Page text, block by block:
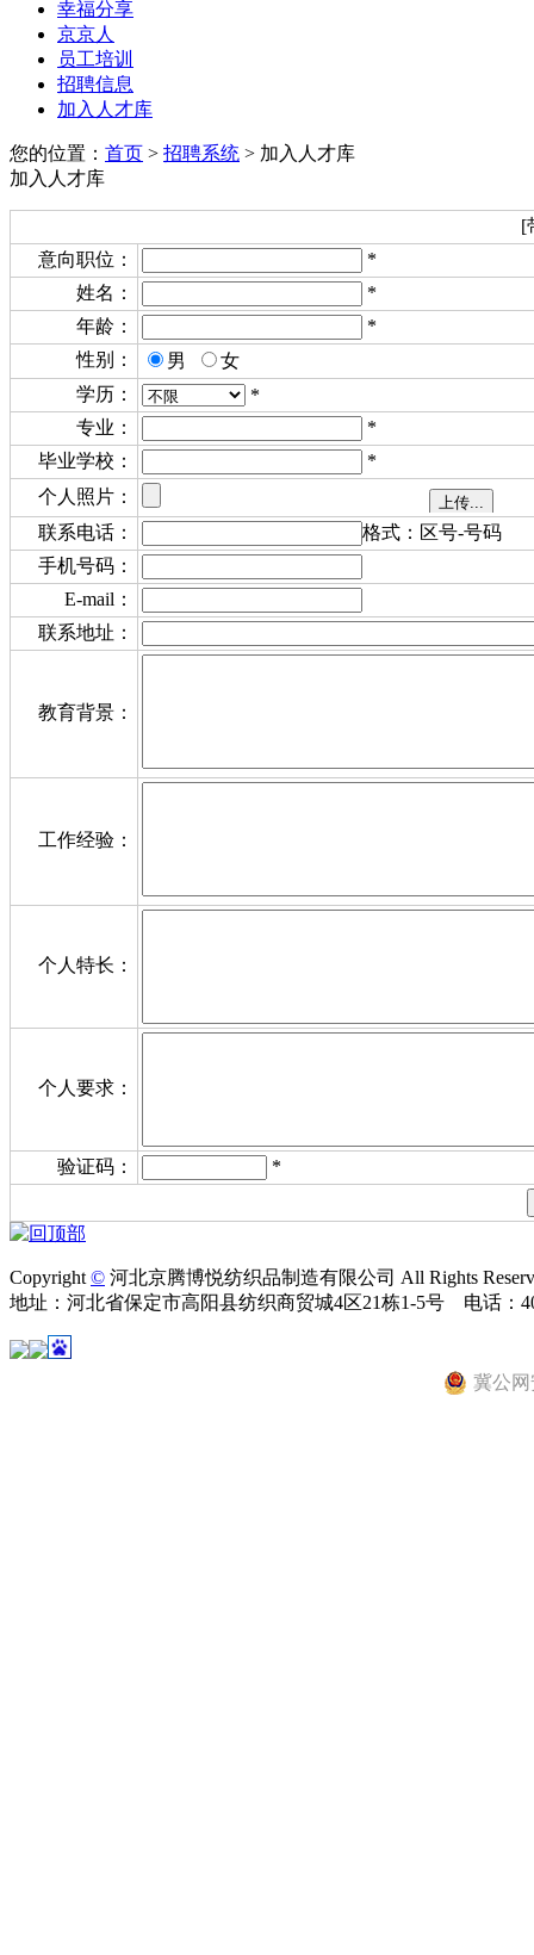
幸福分享
京京人
员工培训
招聘信息
加入人才库
您的位置： 首页 > 招聘系统 > 加入人才库
加入人才库
[
意向职位：
*
姓名：
*
年龄：
*
性别：
男
女
学历：
*
专业：
*
毕业学校：
*
个人照片：
联系电话：
格式：区号-号码
手机号码：
E-mail：
联系地址：
教育背景：
工作经验：
个人特长：
个人要求：
验证码： *
Copyright © 河北京腾博悦纺织品制造有限公司 All Rights
地址：河北省保定市高阳县纺织商贸城4区21栋1-5号 电话：
冀公网